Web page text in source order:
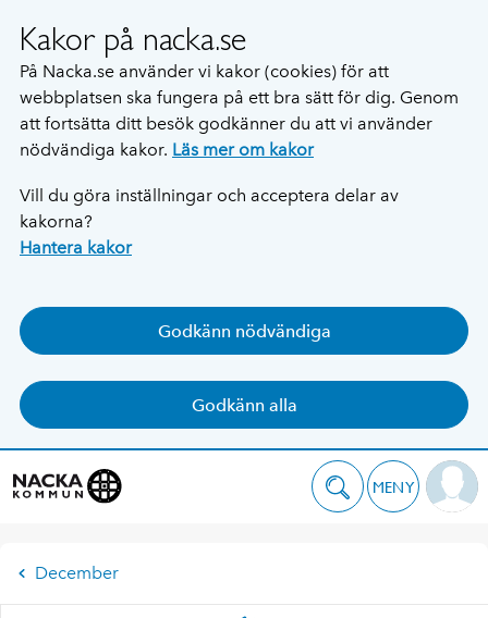
Kakor på nacka.se
På Nacka.se använder vi kakor (cookies) för att
webbplatsen ska fungera på ett bra sätt för dig. Genom
att fortsätta ditt besök godkänner du att vi använder
nödvändiga kakor. Läs mer om kakor
Vill du göra inställningar och acceptera delar av
kakorna?
Hantera kakor
Godkänn nödvändiga
Godkänn alla
MENY
December